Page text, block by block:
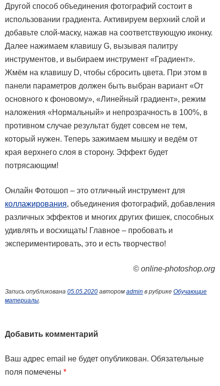
Другой способ объединения фотографий состоит в
использовании градиента. Активируем верхний слой и
добавьте слой-маску, нажав на соответствующую иконку.
Далее нажимаем клавишу G, вызывая палитру
инструментов, и выбираем инструмент «Градиент».
Жмём на клавишу D, чтобы сбросить цвета. При этом в
панели параметров должен быть выбран вариант «От
основного к фоновому», «Линейный градиент», режим
наложения «Нормальный» и непрозрачность в 100%, в
противном случае результат будет совсем не тем,
который нужен. Теперь зажимаем мышку и ведём от
края верхнего слоя в сторону. Эффект будет
потрясающим!
Онлайн Фотошоп – это отличный инструмент для
коллажирования, объединения фотографий, добавления
различных эффектов и многих других фишек, способных
удивлять и восхищать! Главное – пробовать и
экспериментировать, это и есть творчество!
© online-photoshop.org
Запись опубликована 05.05.2020 автором admin в рубрике Обучающие
материалы.
Добавить комментарий
Ваш адрес email не будет опубликован. Обязательные
поля помечены *